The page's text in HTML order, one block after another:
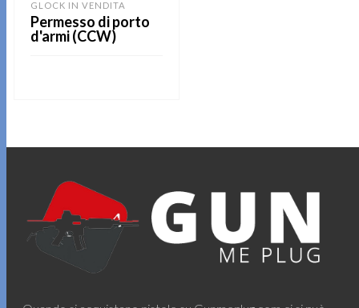
GLOCK IN VENDITA
Permesso di porto
d'armi (CCW)